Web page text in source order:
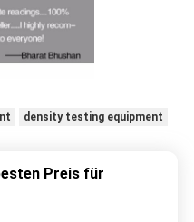
density testing equipment
Preis für